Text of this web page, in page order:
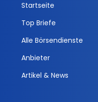
Startseite
Top Briefe
Alle Börsendienste
Anbieter
Artikel & News